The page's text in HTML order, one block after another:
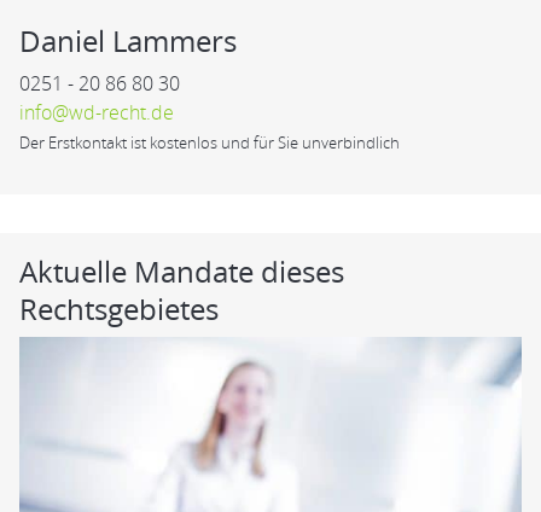
Daniel Lammers
0251 - 20 86 80 30
info@wd-recht.de
Der Erstkontakt ist kostenlos und für Sie unverbindlich
Aktuelle Mandate dieses
Rechtsgebietes